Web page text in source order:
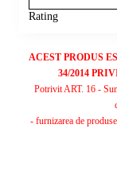
Rating
ACEST PRODUS
34/2014
Potrivit ART. 16 -
- furnizarea de